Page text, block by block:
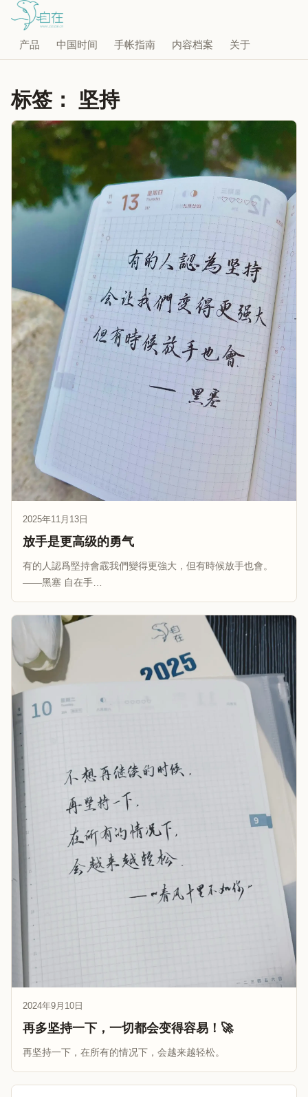
产品 中国时间 手帐指南 内容档案 关于
标签： 坚持
2025年11月13日
放手是更高级的勇气
有的人認爲堅持會霵我們變得更強大，但有時候放手也會。
——黑塞 自在手…
2024年9月10日
再多坚持一下，一切都会变得容易！🚀
再坚持一下，在所有的情况下，会越来越轻松。